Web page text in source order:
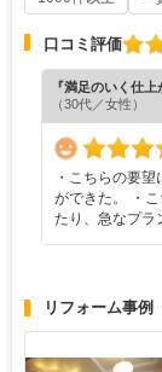
口コミ評価
『満足のいく仕
（30代／女性）
・こちらの要
ができた。 ・
たり、急なプ
リフォーム事例